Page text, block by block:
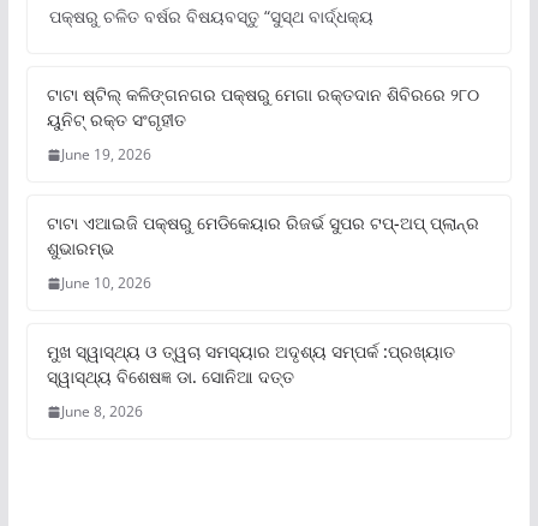
ପକ୍ଷରୁ ଚଳିତ ବର୍ଷର ବିଷୟବସ୍ତୁ “ସୁସ୍ଥ ବାର୍ଦ୍ଧକ୍ୟ
ଟାଟା ଷ୍ଟିଲ୍‌ କଳିଙ୍ଗନଗର ପକ୍ଷରୁ ମେଗା ରକ୍ତଦାନ ଶିବିରରେ ୨୮୦
ୟୁନିଟ୍‌ ରକ୍ତ ସଂଗୃହୀତ
June 19, 2026
ଟାଟା ଏଆଇଜି ପକ୍ଷରୁ ମେଡିକେୟାର ରିଜର୍ଭ ସୁପର ଟପ୍‌-ଅପ୍ ପ୍ଲାନ୍‌ର
ଶୁଭାରମ୍ଭ
June 10, 2026
ମୁଖ ସ୍ୱାସ୍ଥ୍ୟ ଓ ତ୍ୱଚା ସମସ୍ୟାର ଅଦୃଶ୍ୟ ସମ୍ପର୍କ :ପ୍ରଖ୍ୟାତ
ସ୍ୱାସ୍ଥ୍ୟ ବିଶେଷଜ୍ଞ ଡା. ସୋନିଆ ଦତ୍ତ
June 8, 2026